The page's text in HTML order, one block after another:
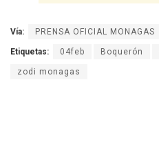
Vía: PRENSA OFICIAL MONAGAS
Etiquetas: 04feb Boquerón
zodi monagas